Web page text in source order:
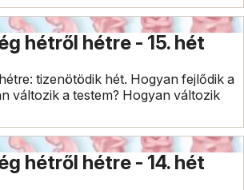
hétről hétre - 15. hét
tizenötödik hét. Hogyan fejlődik a
változik a testem? Hogyan változik
hétről hétre - 14. hét